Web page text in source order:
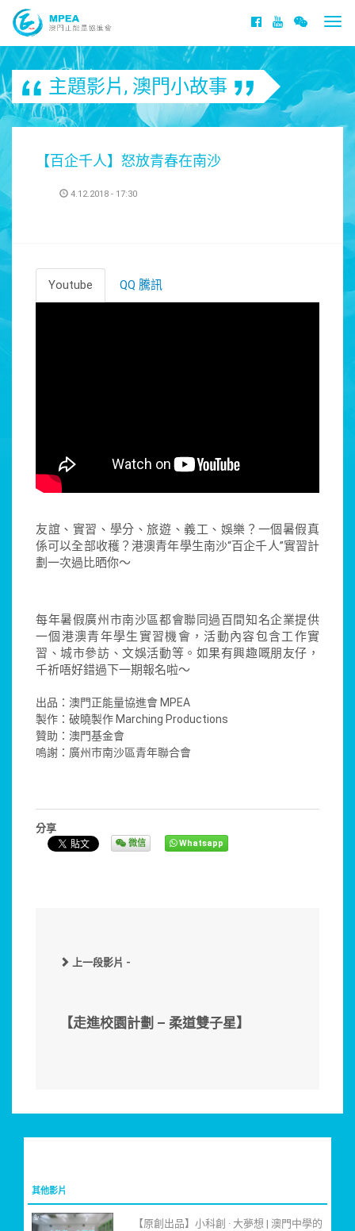
主題影片 , 澳門小故事
【百企千人】怒放青春在南沙
4.12.2018 - 17:30
Youtube QQ 騰訊
友誼、實習、學分、旅遊、義工、娛樂？一個暑假真
係可以全部收穫？港澳青年學生南沙“百企千人”實習計
劃一次過比晒你～
每年暑假廣州市南沙區都會聯同過百間知名企業提供
一個港澳青年學生實習機會，活動內容包含工作實
習、城市參訪、文娛活動等。如果有興趣嘅朋友仔，
千祈唔好錯過下一期報名啦～
出品：澳門正能量協進會 MPEA
製作：破曉製作 Marching Productions
贊助：澳門基金會
嗚謝：廣州巿南沙區青年聯合會
分享
微信 Whatsapp
上一段影片 -
【走進校園計劃 – 柔道雙子星】
其他影片
【原創出品】小科創 · 大夢想 | 澳門中學的